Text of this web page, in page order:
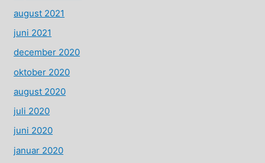
august 2021
juni 2021
december 2020
oktober 2020
august 2020
juli 2020
juni 2020
januar 2020